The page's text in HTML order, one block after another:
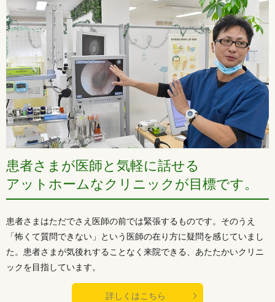
患者さまが医師と気軽に話せる
アットホームなクリニックが目標です。
患者さまはただでさえ医師の前では緊張するものです。そのうえ
「怖くて質問できない」という医師の在り方に疑問を感じていまし
た。患者さまが気後れすることなく来院できる、あたたかいクリニ
ックを目指しています。
詳しくはこちら